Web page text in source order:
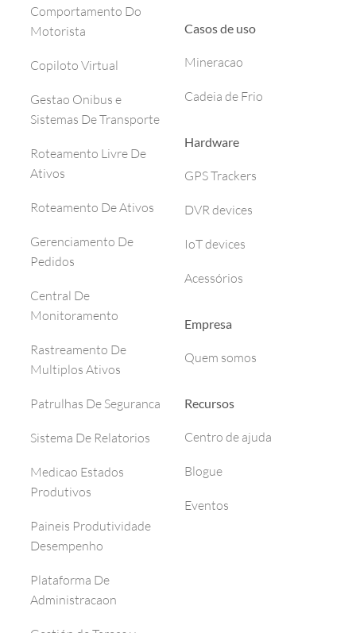
Comportamento Do
Motorista
Copiloto Virtual
Gestao Onibus e
Sistemas De Transporte
Roteamento Livre De
Ativos
Roteamento De Ativos
Gerenciamento De
Pedidos
Central De
Monitoramento
Rastreamento De
Multiplos Ativos
Patrulhas De Seguranca
Sistema De Relatorios
Medicao Estados
Produtivos
Paineis Produtividade
Desempenho
Plataforma De
Administracaon
Casos de uso
Mineracao
Cadeia de Frio
Hardware
GPS Trackers
DVR devices
IoT devices
Acessórios
Empresa
Quem somos
Recursos
Centro de ajuda
Blogue
Eventos